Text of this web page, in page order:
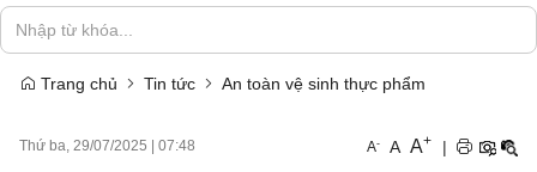
Trang chủ Tin tức An toàn vệ sinh thực phẩm
Thứ ba, 29/07/2025 07:48 A- A A+ |